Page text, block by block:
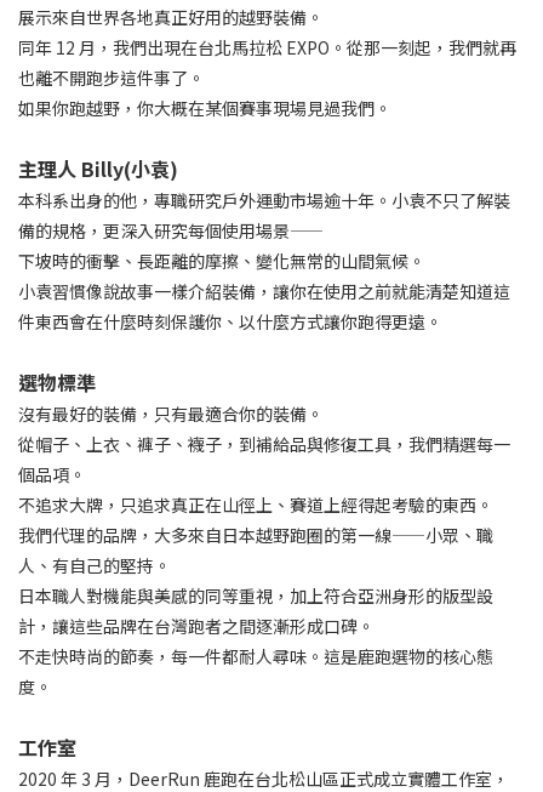
展示來自世界各地真正好用的越野裝備。
同年 12 月，我們出現在台北馬拉松 EXPO。從那一刻起，我們就再
也離不開跑步這件事了。
如果你跑越野，你大概在某個賽事現場見過我們。
主理人 Billy(小袁)
本科系出身的他，專職研究戶外運動市場逾十年。小袁不只了解裝
備的規格，更深入研究每個使用場景——
下坡時的衝擊、長距離的摩擦、變化無常的山間氣候。
小袁習慣像說故事一樣介紹裝備，讓你在使用之前就能清楚知道這
件東西會在什麼時刻保護你、以什麼方式讓你跑得更遠。
選物標準
沒有最好的裝備，只有最適合你的裝備。
從帽子、上衣、褲子、襪子，到補給品與修復工具，我們精選每一
個品項。
不追求大牌，只追求真正在山徑上、賽道上經得起考驗的東西。
我們代理的品牌，大多來自日本越野跑圈的第一線——小眾、職
人、有自己的堅持。
日本職人對機能與美感的同等重視，加上符合亞洲身形的版型設
計，讓這些品牌在台灣跑者之間逐漸形成口碑。
不走快時尚的節奏，每一件都耐人尋味。這是鹿跑選物的核心態
度。
工作室
2020 年 3 月，DeerRun 鹿跑在台北松山區正式成立實體工作室，